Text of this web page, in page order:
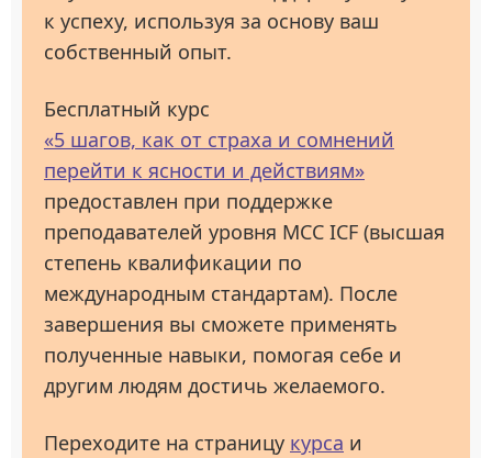
к успеху, используя за основу ваш
собственный опыт.
Бесплатный курс
«5 шагов, как от страха и сомнений
перейти к ясности и действиям»
предоставлен при поддержке
преподавателей уровня МСС ICF (высшая
степень квалификации по
международным стандартам). После
завершения вы сможете применять
полученные навыки, помогая себе и
другим людям достичь желаемого.
Переходите на страницу курса и